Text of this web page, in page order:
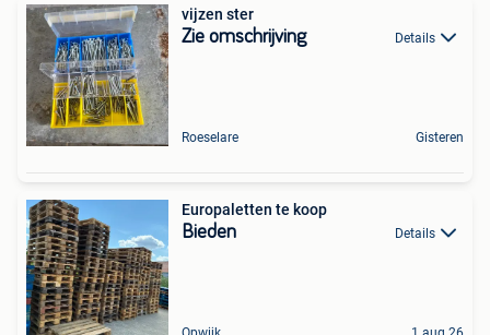
vijzen ster
Zie omschrijving Details
Roeselare Gisteren
Europaletten te koop
Bieden Details